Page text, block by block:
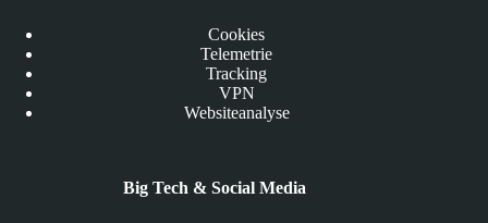
Cookies
Telemetrie
Tracking
VPN
Websiteanalyse
Big Tech & Social Media